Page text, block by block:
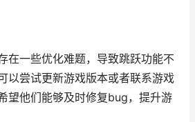
在一些优化难题，导致跳跃功能不
以尝试更新游戏版本或者联系游戏
望他们能够及时修复bug，提升游